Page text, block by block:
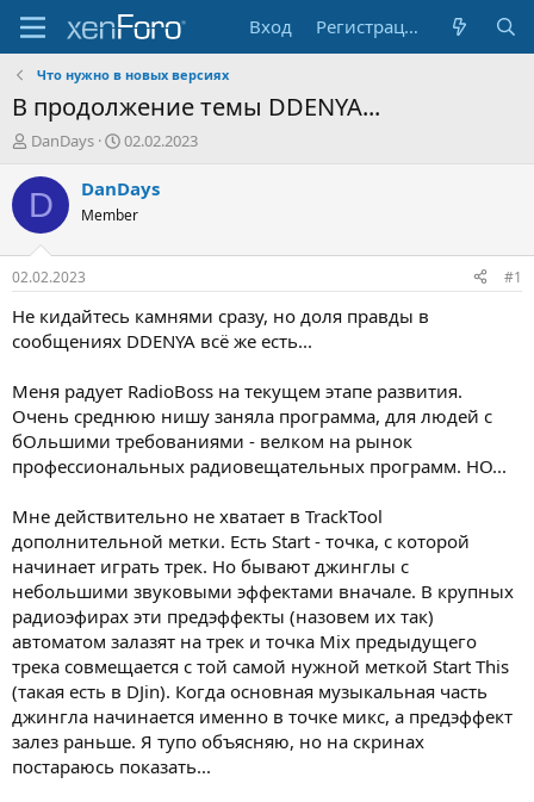
Вход Регистрация
Что нужно в новых версияx
В продолжение темы DDENYA...
А
т
т
е
м
ы
DanDays
Д
т
н
а
а
02.02.2023
D DanDays
Member
02.02.2023 #1
Не кидайтесь камнями сразу, но доля правды в
сообщениях DDENYA всё же есть...
Меня радует RadioBoss на текущем этапе развития.
Очень среднюю нишу заняла программа, для людей с
бОльшими требованиями - велком на рынок
профессиональных радиовещательных программ. НО...
Мне действительно не хватает в TrackTool
дополнительной метки. Есть Start - точка, с которой
начинает играть трек. Но бывают джинглы с
небольшими звуковыми эффектами вначале. В крупных
радиоэфирах эти предэффекты (назовем их так)
автоматом залазят на трек и точка Mix предыдущего
трека совмещается с той самой нужной меткой Start This
(такая есть в DJin). Когда основная музыкальная часть
джингла начинается именно в точке микс, а предэффект
залез раньше. Я тупо объясняю, но на скринах
постараюсь показать...